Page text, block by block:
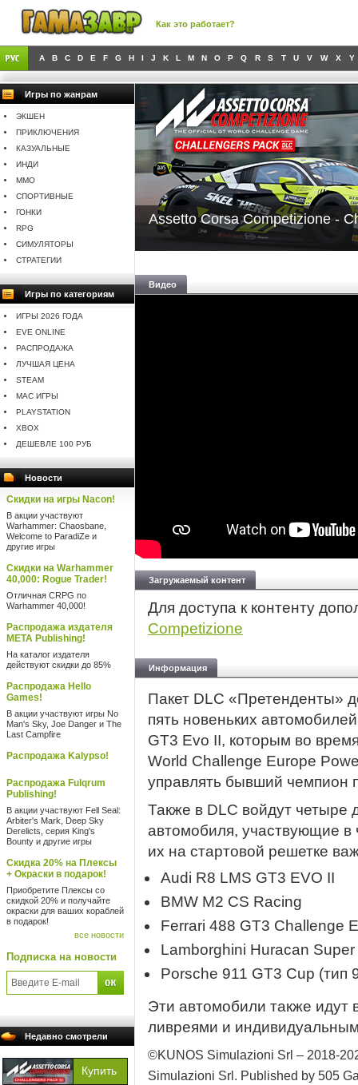
Как это работает?
A B C D E F G H I J K L M N O P Q R S T U V W X Y
Игры по жанрам
ЭКШЕН
ПРИКЛЮЧЕНИЯ
КАЗУАЛЬНЫЕ
ИНДИ
MMO
СПОРТИВНЫЕ
ГОНКИ
RPG
СИМУЛЯТОРЫ
СТРАТЕГИИ
Игры по категориям
ИГРЫ 2026 ГОДА
EVE ONLINE
РАСПРОДАЖА
ЛУЧШАЯ ЦЕНА
STEAM
MAC ИГРЫ
PLAYSTATION
XBOX
ДЕШЕВЛЕ 100 РУБ
Новости
Скидки на игры Nacon!
В акции участвуют
Warhammer: Chaosbane,
Welcome to ParadiZe и
другие игры
Скидки на Warhammer
40,000: Rogue Trader!
Отличная CRPG по
Warhammer 40,000!
Распродажа издателя
META Publishing!
На каталог издателя
действуют скидки до 85%
Распродажа Hello
Games!
В акции участвуют игры No
Man's Sky, Joe Danger и The
Last Campfire
Распродажа Kalypso!
Распродажа Fulqrum
Publishing!
В акции участвуют Fell Seal:
Arbiter's Mark, Deep Sky
Derelicts, серия King's
Bounty и другие игры
Скидка 20% на Плексы
+ Окраски в подарок!
Приобретите Плексы со
скидкой 20% и получайте
окраски для ваших кораблей
в подарок!
все новости
Подписка на новости
Недавно смотрели
Assetto Corsa Competizione -
Видео
Загружаемый контент
Для доступа к контенту
Competizione
Информация
Пакет DLC «Претенденты»
пять новеньких
GT3 Evo II, которым во
World Challenge Europe
управлять бывший чемпион
Также в DLC войдут четыре
автомобиля, участвующие
их на стартовой решетке
Audi R8 LMS GT3 EVO II
BMW M2 CS Racing
Ferrari 488 GT3 Challenge
Lamborghini Huracan
Porsche 911 GT3 Cup (тип
Эти автомобили также
ливреями и
©KUNOS Simulazioni Srl – 2018-
Simulazioni Srl. Published by 505